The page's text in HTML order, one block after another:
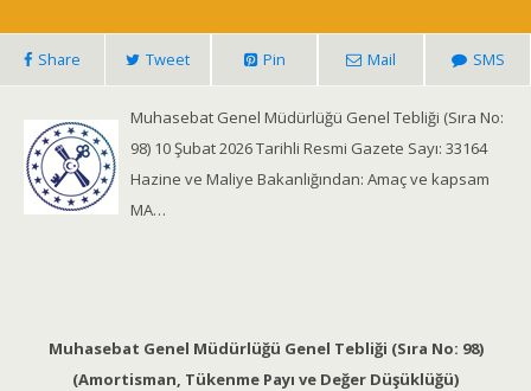
Share Tweet Pin Mail SMS
Muhasebat Genel Müdürlüğü Genel Tebliği (Sıra No:
98) 10 Şubat 2026 Tarihli Resmi Gazete Sayı: 33164
Hazine ve Maliye Bakanlığından: Amaç ve kapsam
MA…
Muhasebat Genel Müdürlüğü Genel Tebliği (Sıra No: 98)
(Amortisman, Tükenme Payı ve Değer Düşüklüğü)